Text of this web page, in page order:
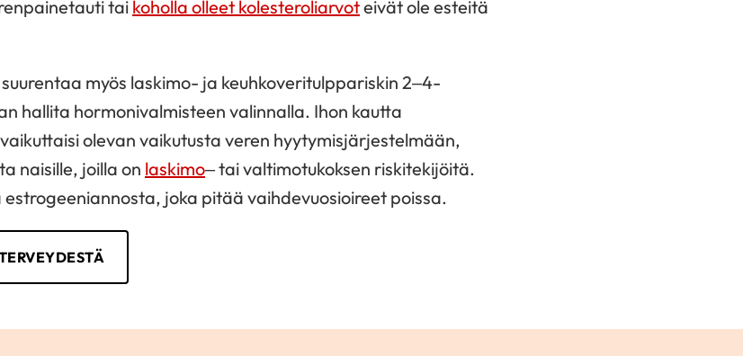
tai koholla olleet kolesteroliarvoteivät ole esteitä
myös laskimo- ja keuhkoveritulppariskin 2–4-
hallita hormonivalmisteen valinnalla. Ihon kautta
olevan vaikutusta veren hyytymisjärjestelmään,
naisille, joilla on laskimo– tai valtimotukoksen riskitekijöitä.
joka pitää vaihdevuosioireet poissa.